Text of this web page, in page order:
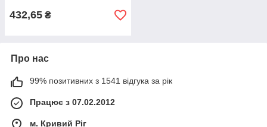
432,65 ₴
Про нас
99% позитивних з 1541 відгука за рік
Працює з 07.02.2012
м. Кривий Ріг